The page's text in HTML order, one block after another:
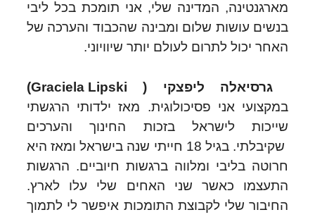
מארגנטינה, המדינה שלי, אני תומכת בכל ליבי
בנשים עושות שלום ומבינה שהכבוד והערכה של
האחר יכול לתרום לעולם יותר שיוויוני.
גרסיאלה ליפצקי ( Graciela Lipski
)
במקצועי אני פסיכולוגית. מאז ילדותי הרגשתי
שייכות לישראל בזכות החינוך והערכים
שקיבלתי. בגיל 18 חייתי שנה בישראל ומאז היא
חרוטה בליבי ומלווה ברגשות חיוביים. הרגשות
התעצמו כאשר שני האחים שלי עלו לארץ.
החיבור שלי לקבוצת התומכות איפשר לי לתמוך